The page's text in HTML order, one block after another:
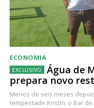
ECONOMIA
Água de
prepara novo
Menos de seis meses
tempestade Kristin, o Bar